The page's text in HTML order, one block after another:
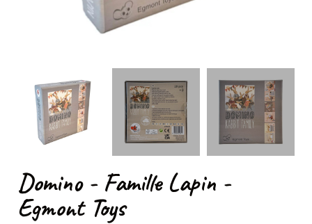
Domino - Famille Lapin -
Egmont Toys